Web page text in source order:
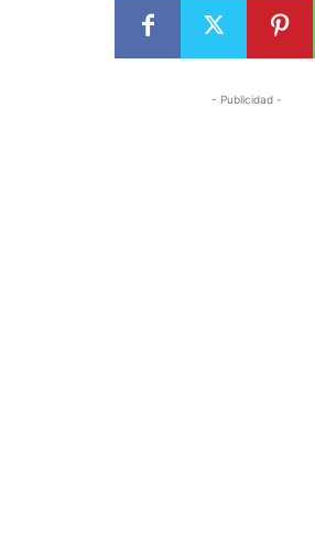
- Publicidad -